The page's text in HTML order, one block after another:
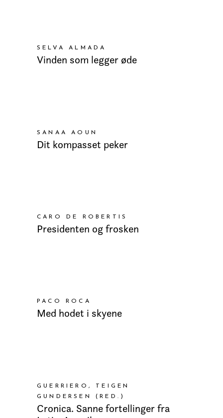
SELVA ALMADA
Vinden som legger øde
SANAA AOUN
Dit kompasset peker
CARO DE ROBERTIS
Presidenten og frosken
PACO ROCA
Med hodet i skyene
GUERRIERO, TEIGEN
GUNDERSEN (RED.)
Cronica. Sanne fortellinger fra